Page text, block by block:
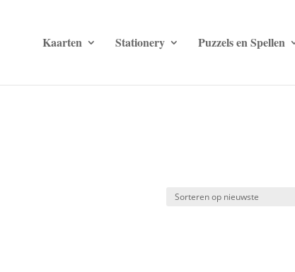
Kaarten Stationery Puzzels en Spellen